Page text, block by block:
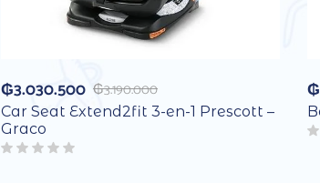
₲3.190.000
₲3.030.500
Car Seat Extend2fit 3-en-1 Prescott –
Graco
₲